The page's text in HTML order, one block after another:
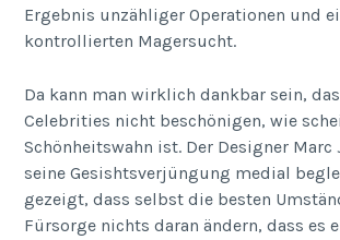
Ergebnis unzähliger Operationen und
kontrollierten Magersucht.
Da kann man wirklich dankbar sein,
Celebrities nicht beschönigen, wie
Schönheitswahn ist. Der Designer Marc
seine Gesishtsverjüngung medial
gezeigt, dass selbst die besten
Fürsorge nichts daran ändern, dass es